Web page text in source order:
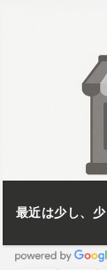
最近は少し、少